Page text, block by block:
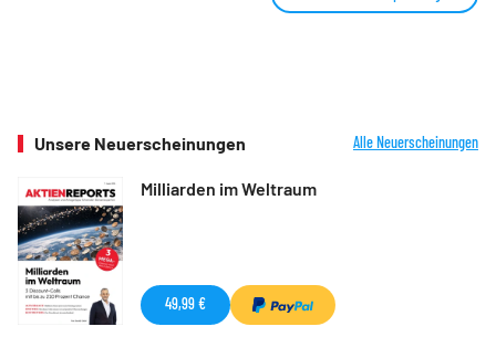
Unsere Neuerscheinungen Alle Neuerscheinungen
Milliarden im Weltraum
49,99 €